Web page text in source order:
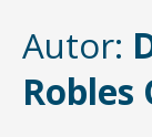
Autor:
Robles